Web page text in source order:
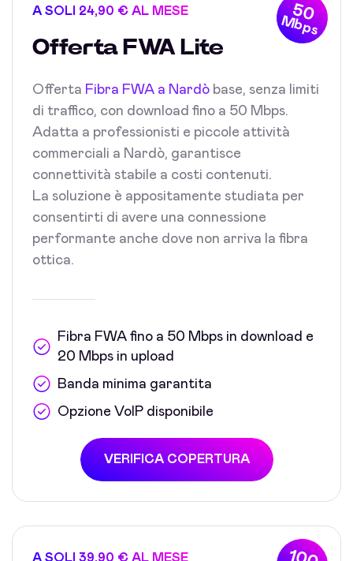
50
Mbps
A SOLI 24,90 € AL MESE
Offerta FWA Lite
Offerta Fibra FWA a Nardò base, senza limiti
di traffico, con download fino a 50 Mbps.
Adatta a professionisti e piccole attività
commerciali a Nardò, garantisce
connettività stabile a costi contenuti.
La soluzione è appositamente studiata per
consentirti di avere una connessione
performante anche dove non arriva la fibra
ottica.
Fibra FWA fino a 50 Mbps in download e
20 Mbps in upload
Banda minima garantita
Opzione VoIP disponibile
VERIFICA COPERTURA
A SOLI 39,90 € AL MESE